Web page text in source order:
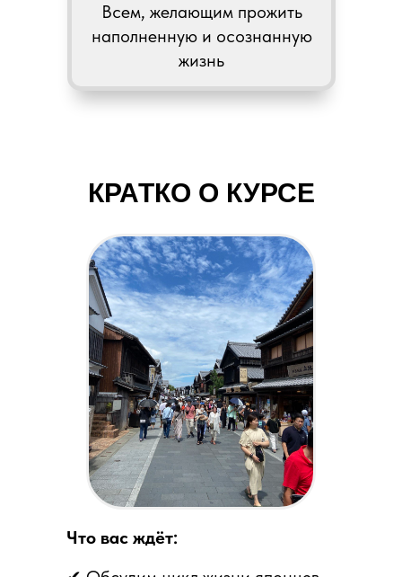
Всем, желающим прожить
наполненную и осознанную
жизнь
КРАТКО О КУРСЕ
Что вас ждёт: